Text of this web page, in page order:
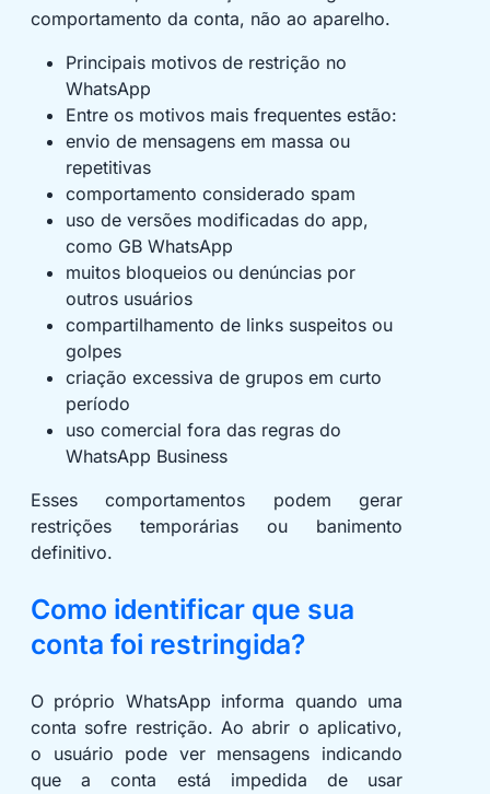
comportamento da conta, não ao aparelho.
Principais motivos de restrição no
WhatsApp
Entre os motivos mais frequentes estão:
envio de mensagens em massa ou
repetitivas
comportamento considerado spam
uso de versões modificadas do app,
como GB WhatsApp
muitos bloqueios ou denúncias por
outros usuários
compartilhamento de links suspeitos ou
golpes
criação excessiva de grupos em curto
período
uso comercial fora das regras do
WhatsApp Business
Esses comportamentos podem gerar
restrições temporárias ou banimento
definitivo.
Como identificar que sua
conta foi restringida?
O próprio WhatsApp informa quando uma
conta sofre restrição. Ao abrir o aplicativo,
o usuário pode ver mensagens indicando
que a conta está impedida de usar